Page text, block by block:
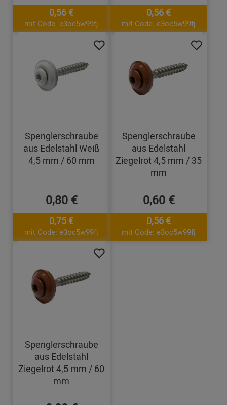
0,56 €
mit Code: e3oc5w99fj
0,56 €
mit Code: e3oc5w99fj
Spenglerschraube
aus Edelstahl Weiß
4,5 mm / 60 mm
0,80 €
0,75 €
mit Code: e3oc5w99fj
Spenglerschraube
aus Edelstahl
Ziegelrot 4,5 mm / 35
mm
0,60 €
0,56 €
mit Code: e3oc5w99fj
Spenglerschraube
aus Edelstahl
Ziegelrot 4,5 mm / 60
mm